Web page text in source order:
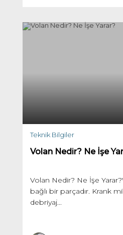
Teknik Bilgiler
Volan Nedir? Ne İşe
Volan Nedir? Ne İşe
bağlı bir parçadır. Krank
debriyaj...